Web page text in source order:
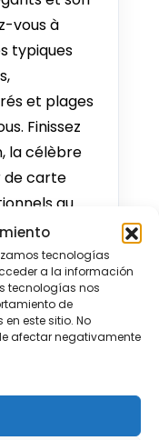
tecnologías
a la información
tecnologías nos
de
este sitio. No
afectar negativamente
vous à
typiques
et plages
Finissez
la célèbre
de carte
au
maisons
et les
ici et là.
le temps
des plus